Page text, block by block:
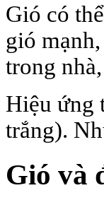
Gió có
gió
trong
Hiệu ứng
trắng).
Gió và